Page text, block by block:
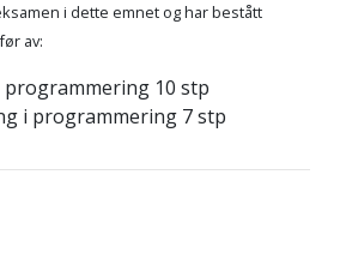
i dette emnet og har bestått
av:
10 stp
i programmering 7 stp